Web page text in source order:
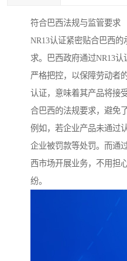
符合巴西法规与监管要求
NR13认证紧密贴合巴西
求。巴西政府通过NR13
严格把控，以保障劳动者
认证，意味着其产品将接
合巴西的法规要求，避免
例如，若企业产品未通过
企业被罚款等处罚。而通
西市场开展业务，不用担
纷。